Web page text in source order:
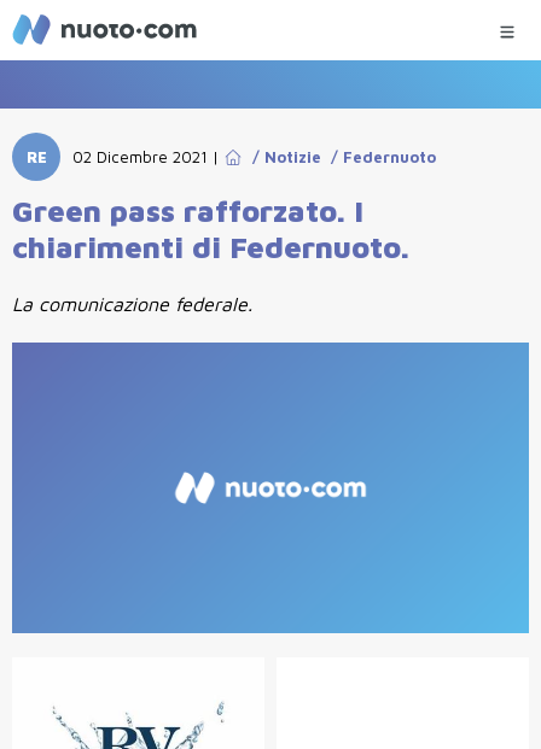
RE 02 Dicembre 2021 | / Notizie / Federnuoto
Green pass rafforzato. I
chiarimenti di Federnuoto.
La comunicazione federale.